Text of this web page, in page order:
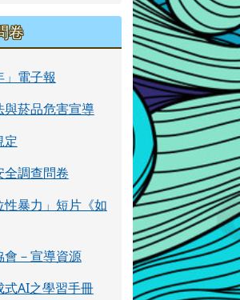
卷
」電子報
與菸品危害宣導
定
全調查問卷
性暴力」短片《如
會－宣導資源
式AI之學習手冊